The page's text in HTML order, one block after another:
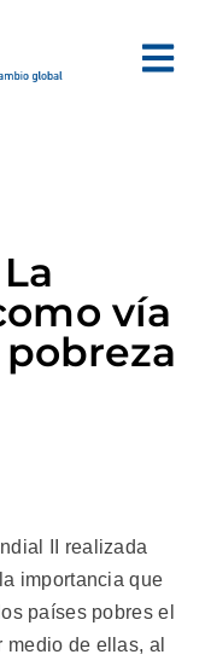
vía
II realizada
importancia que
países pobres el
de ellas, al